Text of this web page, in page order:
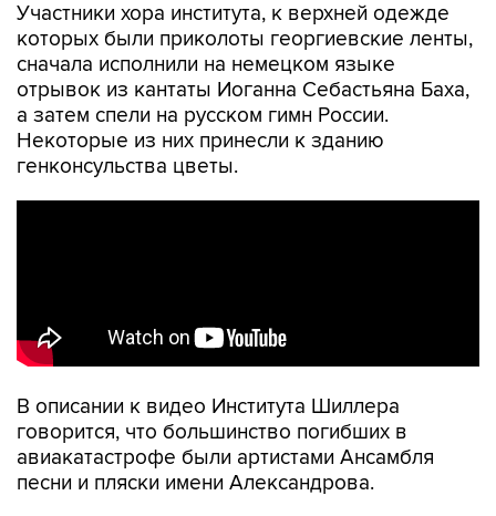
Участники хора института, к верхней одежде
которых были приколоты георгиевские ленты,
сначала исполнили на немецком языке
отрывок из кантаты Иоганна Себастьяна Баха,
а затем спели на русском гимн России.
Некоторые из них принесли к зданию
генконсульства цветы.
В описании к видео Института Шиллера
говорится, что большинство погибших в
авиакатастрофе были артистами Ансамбля
песни и пляски имени Александрова.